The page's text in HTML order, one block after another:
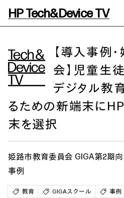
HP Tech&Device TV
全てのコンテンツ
チャンネル
AIの進化と活用事例
製品トレンド & レビュー
サイバーセキュリティ
教育とテクノロジー
ワークステーション
プリンター
事例
イベ
WXP
イベント・コラム
イベント・セミナー情報
メールニュース会員登録
日本HP 公式Webサイト
HP Tech&Device TV 内のコンテンツを検
【導入事例
会】児童生
デジタル教
るための新端末に
末を選択
姫路市教育委員会 GIGA第2期
事例
教育 GIGAスクール 事例